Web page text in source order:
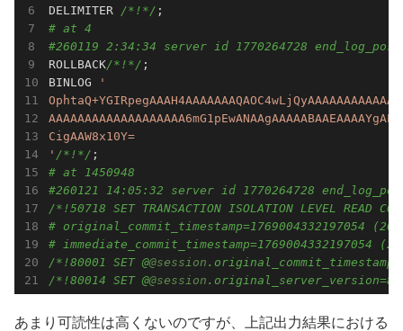
DELIMITER
/*!*/
# at 4
#260119 2:34:34 server id 1770264728
ROLLBACK/*!*/ ;
BINLOG
'
CigAAW8x10Y=
' /*!*/
# at 1450948
#260121 14:05:32 server id 1770264728 end_log_pos
/*!50718 SET TRANSACTION ISOLATION LEVEL READ
# original_commit_timestamp=1769004332197054
# immediate_commit_timestamp=1769004332197054
/*!80001 SET @@session
/*!80014 SET @@session
あまり可読性は高くないのですが、上記出力結果における